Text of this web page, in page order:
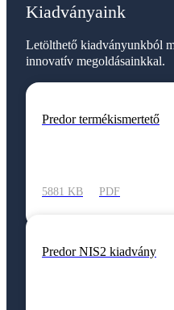
Kiadványaink
Letölthető kiadványunkból
innovatív megoldásainkkal.
Predor termékismertető
5881 KB PDF
Predor NIS2 kiadvány